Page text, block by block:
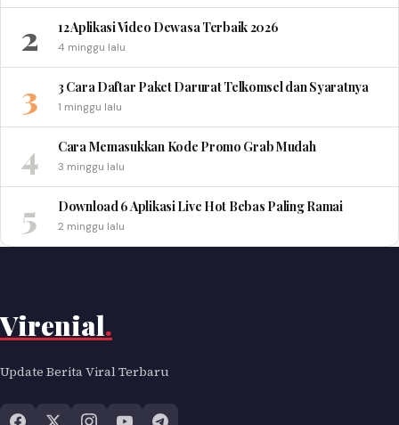
2 12 Aplikasi Video Dewasa Terbaik 2026
4 minggu lalu
3 3 Cara Daftar Paket Darurat Telkomsel dan Syaratnya
1 minggu lalu
4 Cara Memasukkan Kode Promo Grab Mudah
3 minggu lalu
5 Download 6 Aplikasi Live Hot Bebas Paling Ramai
2 minggu lalu
Virenial.
Update Berita Viral Terbaru